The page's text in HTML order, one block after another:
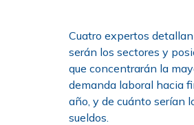
Cuatro expertos
serán los sectores y
que concentrarán la
demanda laboral hacia
año, y de cuánto serían
sueldos.